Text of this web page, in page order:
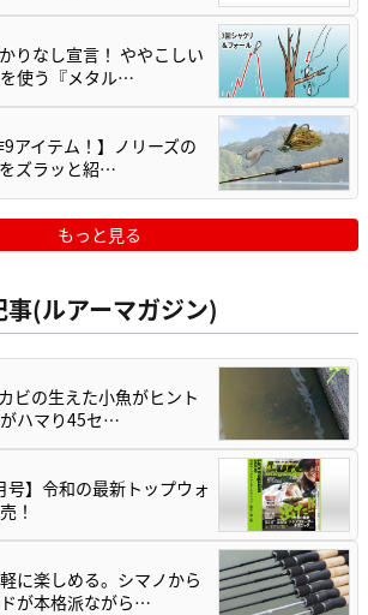
りなし宣言！ ややこしい
使う『メタル…
9アイテム！】ノリーズの
ズラッと紹…
もっと見る
(ルアーマガジン)
ビの生えた小魚がヒント
ハマり45セ…
号】令和の最新トップウォ
！
に楽しめる。シマノから
が本格派ながら…